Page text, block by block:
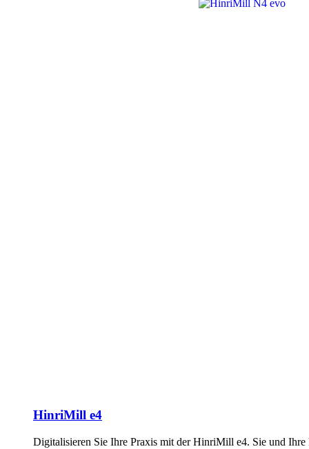
HinriMill e4
Digitalisieren Sie Ihre Praxis mit der HinriMill e4. Sie und Ihre